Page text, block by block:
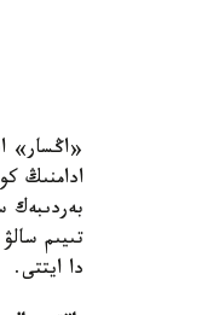
ادامنىڭ
بەردىبەك
تىيىم
دا ايتتى.